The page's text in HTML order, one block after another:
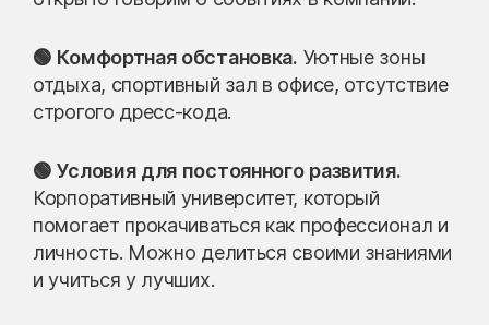
🟢 Комфортная обстановка. Уютные зоны
отдыха, спортивный зал в офисе, отсутствие
строгого дресс-кода.
🟢 Условия для постоянного развития.
Корпоративный университет, который
помогает прокачиваться как профессионал и
личность. Можно делиться своими знаниями
и учиться у лучших.